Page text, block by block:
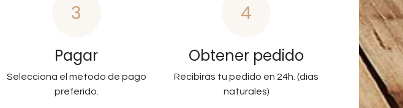
3
Pagar
Selecciona el metodo de pago
preferido.
4
Obtener pedido
Recibirás tu pedido en 24h. (días
naturales)